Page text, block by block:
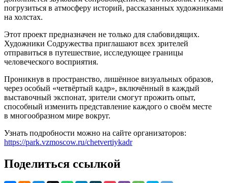
погрузиться в атмосферу историй, рассказанных художниками
на холстах.
Этот проект предназначен не только для слабовидящих.
Художники Содружества приглашают всех зрителей
отправиться в путешествие, исследующее границы
человеческого восприятия.
Проникнув в пространство, лишённое визуальных образов,
через особый «четвёртый кадр», включённый в каждый
выставочный экспонат, зрители смогут прожить опыт,
способный изменить представление каждого о своём месте
в многообразном мире вокруг.
Узнать подробности можно на сайте организаторов:
https://park.vzmoscow.ru/chetvertiykadr
Поделиться ссылкой